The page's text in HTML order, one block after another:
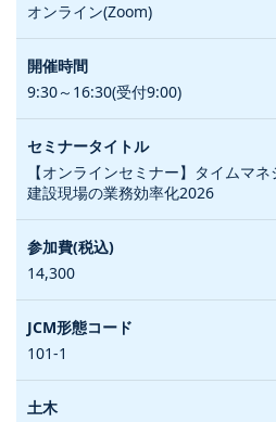
オンライン(Zoom)
9:30～16:30(受付9:00)
【オンラインセミナー】タイムマ
建設現場の業務効率化2026
14,300
101-1